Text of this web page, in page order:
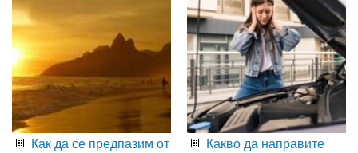
Как да се предпазим от
Какво да направите